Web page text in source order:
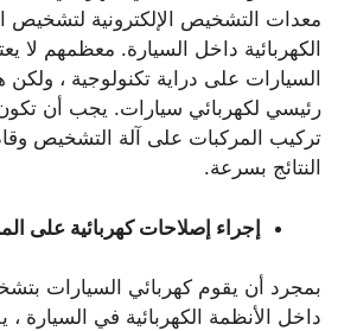
معدات التشخيص الإلكترونية لتشخيص
الكهربائية داخل السيارة. معظمهم لا
السيارات على دراية تكنولوجية ،
رئيسي لكهربائي سيارات. يجب أن
تركيب المركبات على آلة التشخيص
النتائج بسرعة.
إجراء إصلاحات كهربائية على
بمجرد أن يقوم كهربائي السيارات
داخل الأنظمة الكهربائية في السيارة ،